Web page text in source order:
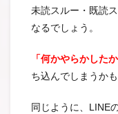
未読スルー・既読
なるでしょう。
「何かやらかした
ち込んでしまうかも
同じように、LINE